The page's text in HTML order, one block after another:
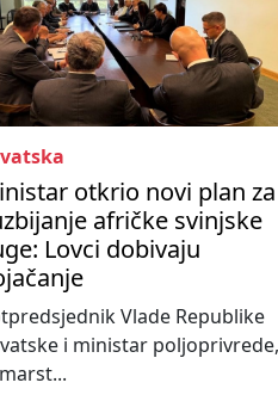
otkrio novi plan za
afričke svinjske
Lovci dobivaju
Vlade Republike
i ministar poljoprivrede,